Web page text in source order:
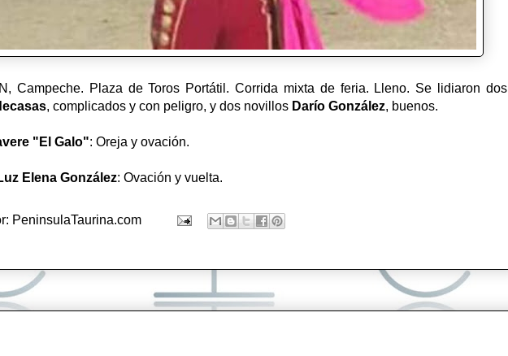
Campeche. Plaza de Toros Portátil. Corrida mixta de feria. Lleno. Se lidiaron dos
, complicados y con peligro, y dos novillos Darío González, buenos.
"El Galo": Oreja y ovación.
Elena González: Ovación y vuelta.
PeninsulaTaurina.com